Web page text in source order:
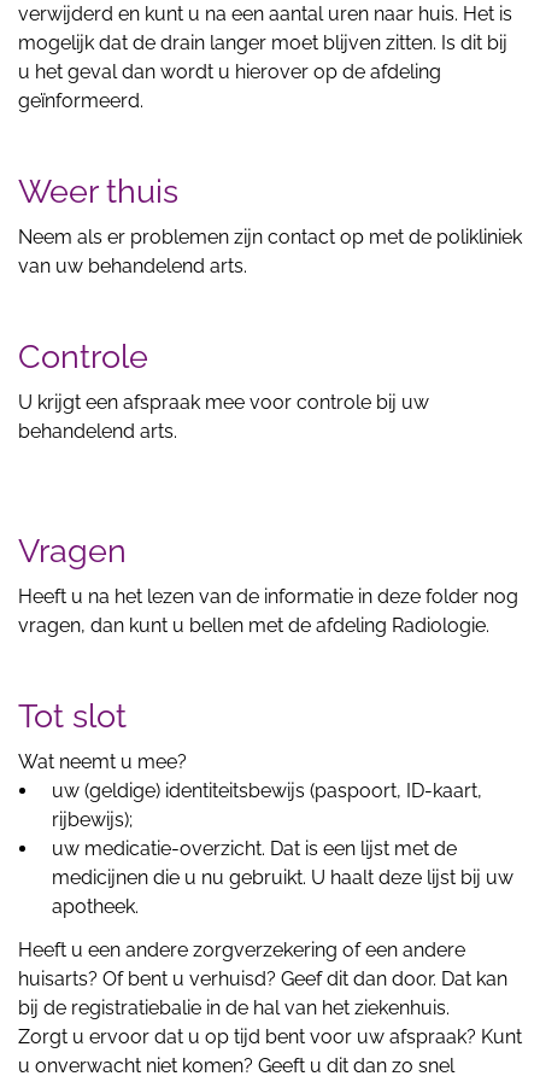
verwijderd en kunt u na een aantal uren naar huis. Het is
mogelijk dat de drain langer moet blijven zitten. Is dit bij
u het geval dan wordt u hierover op de afdeling
geïnformeerd.
Weer thuis
Neem als er problemen zijn contact op met de polikliniek
van uw behandelend arts.
Controle
U krijgt een afspraak mee voor controle bij uw
behandelend arts.
Vragen
Heeft u na het lezen van de informatie in deze folder nog
vragen, dan kunt u bellen met de afdeling Radiologie.
Tot slot
Wat neemt u mee?
uw (geldige) identiteitsbewijs (paspoort, ID-kaart,
rijbewijs);
uw medicatie-overzicht. Dat is een lijst met de
medicijnen die u nu gebruikt. U haalt deze lijst bij uw
apotheek.
Heeft u een andere zorgverzekering of een andere
huisarts? Of bent u verhuisd? Geef dit dan door. Dat kan
bij de registratiebalie in de hal van het ziekenhuis.
Zorgt u ervoor dat u op tijd bent voor uw afspraak? Kunt
u onverwacht niet komen? Geeft u dit dan zo snel